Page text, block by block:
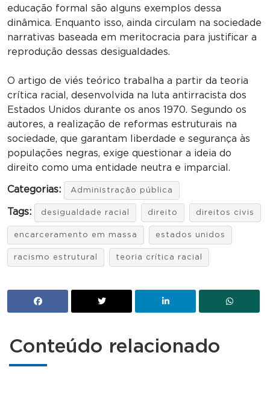
educação formal são alguns exemplos dessa
dinâmica. Enquanto isso, ainda circulam na sociedade
narrativas baseada em meritocracia para justificar a
reprodução dessas desigualdades.
O artigo de viés teórico trabalha a partir da teoria
crítica racial, desenvolvida na luta antirracista dos
Estados Unidos durante os anos 1970. Segundo os
autores, a realização de reformas estruturais na
sociedade, que garantam liberdade e segurança às
populações negras, exige questionar a ideia do
direito como uma entidade neutra e imparcial.
Categorias: Administração pública
Tags: desigualdade racial direito direitos civis
encarceramento em massa estados unidos
racismo estrutural teoria crítica racial
Conteúdo relacionado